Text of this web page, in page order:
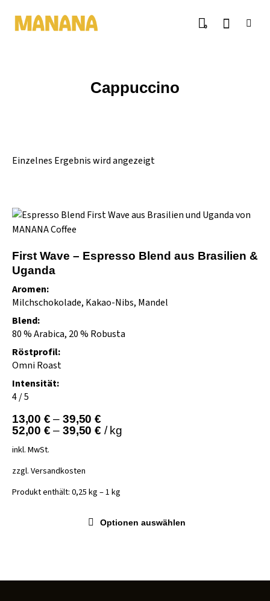
0
Cappuccino
Einzelnes Ergebnis wird angezeigt
First Wave – Espresso Blend aus Brasilien &
Uganda
Aromen:
Milchschokolade, Kakao-Nibs, Mandel
Blend:
80 % Arabica, 20 % Robusta
Röstprofil:
Omni Roast
Intensität:
4 / 5
13,00 € –39,50 €
52,00 € –39,50 € /kg
inkl. MwSt.
zzgl.Versandkosten
Produkt enthält: 0,25kg– 1kg
Optionen auswählen